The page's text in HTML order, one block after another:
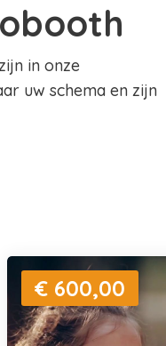
in onze
uw schema en zijn
€ 600,00